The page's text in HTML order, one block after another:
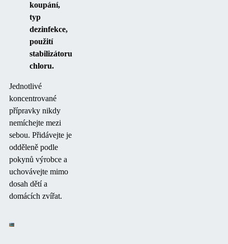
koupání,
typ
dezinfekce,
použití
stabilizátoru
chloru.
Jednotlivé
koncentrované
přípravky nikdy
nemíchejte mezi
sebou. Přidávejte je
odděleně podle
pokynů výrobce a
uchovávejte mimo
dosah dětí a
domácích zvířat.